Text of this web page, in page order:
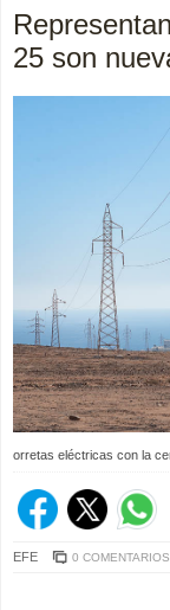
25 son
orretas eléctricas con la
EFE 0 COMENTARIOS